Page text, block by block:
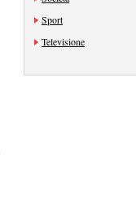
Sport
Televisione